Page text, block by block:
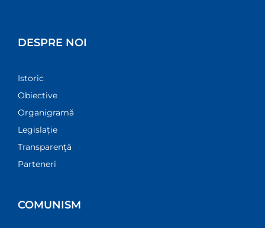
DESPRE NOI
Istoric
Obiective
Organigramă
Legislație
Transparenţă
Parteneri
COMUNISM